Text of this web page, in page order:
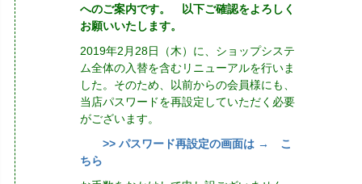
へのご案内です。 以下ご確認をよろしく
お願いいたします。
2019年2月28日（木）に、ショップシステ
ム全体の入替を含むリニューアルを行いま
した。そのため、以前からの会員様にも、
当店パスワードを再設定していただく必要
がございます。
>> パスワード再設定の画面は → こ
ちら